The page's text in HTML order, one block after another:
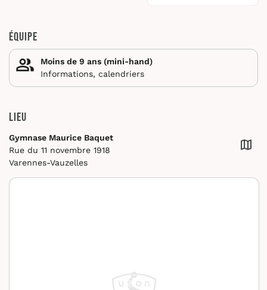
Équipe
Moins de 9 ans (mini-hand)
Informations, calendriers
Lieu
Gymnase Maurice Baquet
Rue du 11 novembre 1918
Varennes-Vauzelles